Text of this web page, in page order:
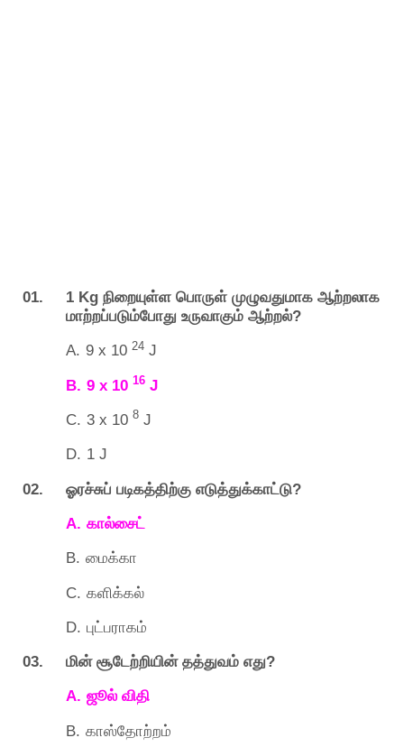
01. 1 Kg நிறையுள்ள பொருள் முழுவதுமாக ஆற்றலாக
மாற்றப்படும்போது உருவாகும் ஆற்றல்?
A. 9 x 10 24 J
B. 9 x 10 16 J
C. 3 x 10 8 J
D. 1 J
02. ஓரச்சுப் படிகத்திற்கு எடுத்துக்காட்டு?
A. கால்சைட்
B. மைக்கா
C. களிக்கல்
D. புட்பராகம்
03. மின் சூடேற்றியின் தத்துவம் எது?
A. ஜூல் விதி
B. காஸ்தோற்றம்